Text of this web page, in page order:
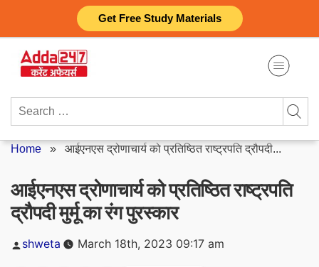
Get Free Study Materials
content
Search
Home » आईएनएस द्रोणाचार्य को प्रतिष्ठित राष्ट्रपति द्रौपदी...
आईएनएस द्रोणाचार्य को प्रतिष्ठित राष्ट्रपति
द्रौपदी मुर्मू का रंग पुरस्कार
Posted
by
shweta March 18th, 2023 09:17 am